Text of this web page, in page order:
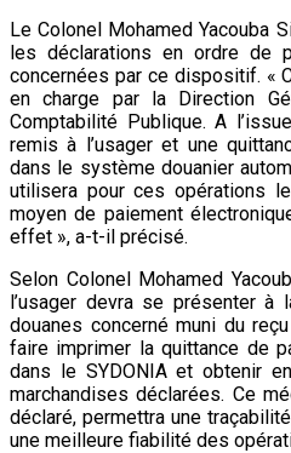
Le Colonel Mohamed Yacouba
les déclarations en ordre de
concernées par ce dispositif. «
en charge par la Direction
Comptabilité Publique. A
remis à l’usager et une
dans le système douanier
utilisera pour ces opérations
moyen de paiement
effet », a-t-il précisé.
Selon Colonel Mohamed
l’usager devra se présenter à
douanes concerné muni du
faire imprimer la quittance de
dans le SYDONIA et obtenir
marchandises déclarées. Ce
déclaré, permettra une
une meilleure fiabilité des